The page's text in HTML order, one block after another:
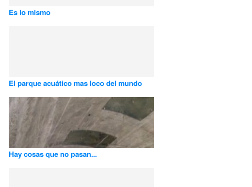
Es lo mismo
El parque acuático mas loco del mundo
Hay cosas que no pasan...